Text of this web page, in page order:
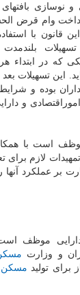
و نوسازی
وام قرض
با
كه در ابتداء
این تسهیلات بعد
بوده و
اموراقتصادی و
لازم برای
بر عملكرد آنها
موظف
و وزارت
برای تولید مسكن